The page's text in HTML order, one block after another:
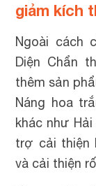
giảm kích
Ngoài cách
Diện Chẩn
thêm sản
Náng hoa
khác như
trợ cải thiện
và cải thiện